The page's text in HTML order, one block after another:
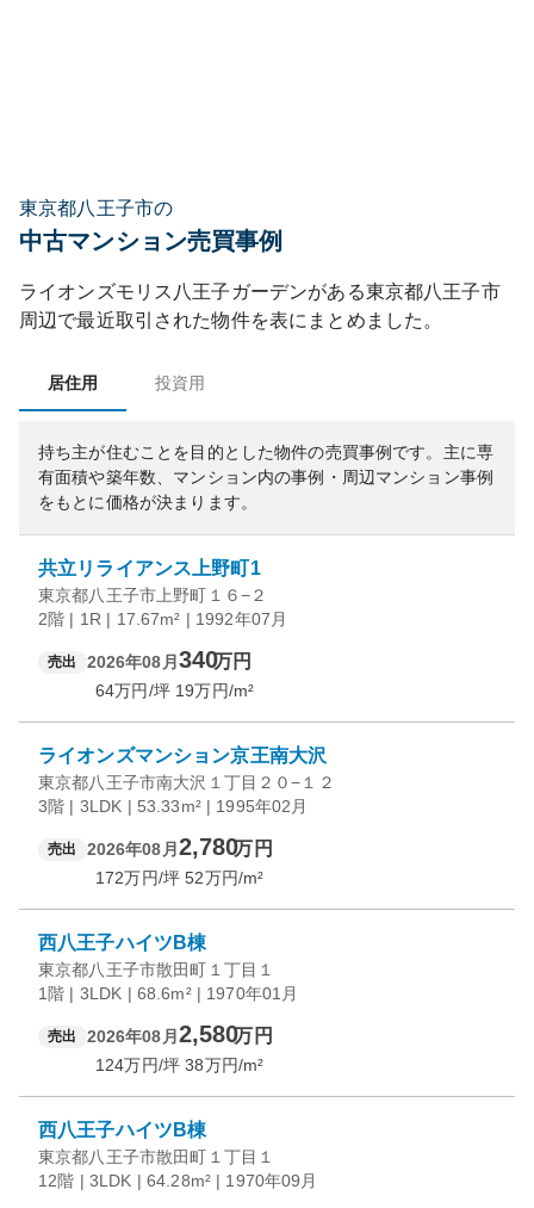
東京都八王子市の
中古マンション売買事例
ライオンズモリス八王子ガーデンがある東京都八王子市
周辺で最近取引された物件を表にまとめました。
居住用 投資用
持ち主が住むことを目的とした物件の売買事例です。 主に専
有面積や築年数、マンション内の事例・周辺マンション事例
をもとに価格が決まります。
共立リライアンス上野町1
東京都八王子市上野町１６−２
2階 | 1R | 17.67m² | 1992年07月
売出 2026年08月 340万円
64万円/坪 19万円/m²
ライオンズマンション京王南大沢
東京都八王子市南大沢１丁目２０−１２
3階 | 3LDK | 53.33m² | 1995年02月
売出 2026年08月 2,780万円
172万円/坪 52万円/m²
西八王子ハイツB棟
東京都八王子市散田町１丁目１
1階 | 3LDK | 68.6m² | 1970年01月
売出 2026年08月 2,580万円
124万円/坪 38万円/m²
西八王子ハイツB棟
東京都八王子市散田町１丁目１
12階 | 3LDK | 64.28m² | 1970年09月